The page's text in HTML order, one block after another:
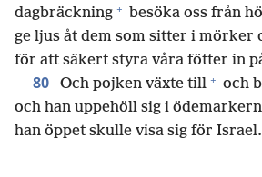
dagbräckning + besöka oss från
ge ljus åt dem som sitter i mörker
för att säkert styra våra fötter in
80 Och pojken växte till + och
och han uppehöll sig i
han öppet skulle visa sig för Israel.